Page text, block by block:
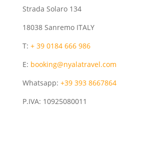
Strada Solaro 134
18038 Sanremo ITALY
T: + 39 0184 666 986
E: booking@nyalatravel.com
Whatsapp: +39 393 8667864
P.IVA: 10925080011